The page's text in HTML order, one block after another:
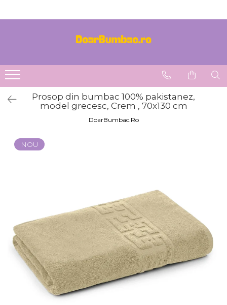
SET 5 Prosoape 100% Bumbac
Prosop din bumbac 100% pakistanez,
model grecesc, Crem , 70x130 cm
DoarBumbac.Ro
NOU